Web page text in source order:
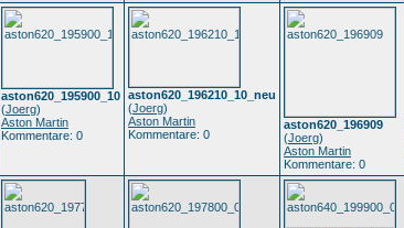
aston620_195900_10
(Joerg)
Aston Martin
Kommentare: 0
aston620_196210_10_neu
(Joerg)
Aston Martin
Kommentare: 0
aston620_196909
(Joerg)
Aston Martin
Kommentare: 0